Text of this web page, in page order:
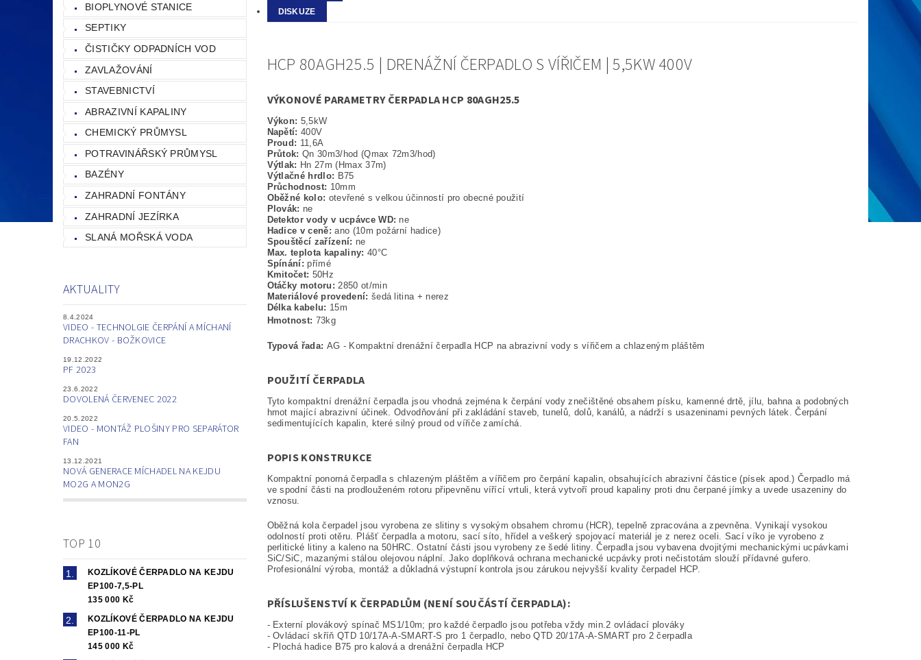
BIOPLYNOVÉ STANICE
SEPTIKY
ČISTIČKY ODPADNÍCH VOD
ZAVLAŽOVÁNÍ
STAVEBNICTVÍ
ABRAZIVNÍ KAPALINY
CHEMICKÝ PRŮMYSL
POTRAVINÁŘSKÝ PRŮMYSL
BAZÉNY
ZAHRADNÍ FONTÁNY
ZAHRADNÍ JEZÍRKA
SLANÁ MOŘSKÁ VODA
AKTUALITY
8.4.2024
VIDEO - TECHNOLGIE ČERPÁNÍ A MÍCHANÍ
DRACHKOV - BOŽKOVICE
19.12.2022
PF 2023
23.6.2022
DOVOLENÁ ČERVENEC 2022
20.5.2022
VIDEO - MONTÁŽ PLOŠINY PRO SEPARÁTOR
FAN
13.12.2021
NOVÁ GENERACE MÍCHADEL NA KEJDU
MO2G A MON2G
TOP 10
KOZLÍKOVÉ ČERPADLO NA KEJDU
EP100-7,5-PL
135 000 Kč
KOZLÍKOVÉ ČERPADLO NA KEJDU
EP100-11-PL
145 000 Kč
DISKUZE
HCP 80AGH25.5 | DRENÁŽNÍ ČERPADLO S VÍŘIČEM | 5,5KW 400V
VÝKONOVÉ PARAMETRY ČERPADLA HCP 80AGH25.5
Výkon: 5,5kW
Napětí: 400V
Proud: 11,6A
Průtok: Qn 30m3/hod (Qmax 72m3/hod)
Výtlak: Hn 27m (Hmax 37m)
Výtlačné hrdlo: B75
Průchodnost: 10mm
Oběžné kolo: otevřené s velkou účinností pro obecné použití
Plovák: ne
Detektor vody v ucpávce WD: ne
Hadice v ceně:ano (10m požární hadice)
Spouštěcí zařízení: ne
Max. teplota kapaliny: 40°C
Spínání:přímé
Kmitočet: 50Hz
Otáčky motoru:2850 ot/min
Materiálové provedení: šedá litina + nerez
Délka kabelu: 15m
Hmotnost: 73kg
Typová řada: AG - Kompaktní drenážní čerpadla HCP na abrazivní vody s vířičem a chlazeným pláštěm
POUŽITÍ ČERPADLA
Tyto kompaktní drenážní čerpadla jsou vhodná zejména k čerpání vody znečištěné obsahem písku, kamenné drtě, jílu, bahna a podobných
hmot mající abrazivní účinek. Odvodňování při zakládání staveb, tunelů, dolů, kanálů, a nádrží s usazeninami pevných látek. Čerpání
sedimentujících kapalin, které silný proud od vířiče zamíchá.
POPIS KONSTRUKCE
Kompaktní ponorná čerpadla s chlazeným pláštěm a vířičem pro čerpání kapalin, obsahujících abrazivní částice (písek apod.) Čerpadlo má
ve spodní části na prodlouženém rotoru připevněnu vířící vrtuli, která vytvoří proud kapaliny proti dnu čerpané jímky a uvede usazeniny do
vznosu.
Oběžná kola čerpadel jsou vyrobena ze slitiny s vysokým obsahem chromu (HCR), tepelně zpracována a zpevněna. Vynikají vysokou
odolností proti otěru. Plášť čerpadla a motoru, sací síto, hřídel a veškerý spojovací materiál je z nerez oceli. Sací víko je vyrobeno z
perlitické litiny a kaleno na 50HRC. Ostatní části jsou vyrobeny ze šedé litiny. Čerpadla jsou vybavena dvojitými mechanickými ucpávkami
SiC/SiC, mazanými stálou olejovou náplní. Jako doplňková ochrana mechanické ucpávky proti nečistotám slouží přídavné gufero.
Profesionální výroba, montáž a důkladná výstupní kontrola jsou zárukou nejvyšší kvality čerpadel HCP.
PŘÍSLUŠENSTVÍ K ČERPADLŮM (NENÍ SOUČÁSTÍ ČERPADLA):
- Externí plovákový spínač MS1/10m; pro každé čerpadlo jsou potřeba vždy min.2 ovládací plováky
- Ovládací skříň QTD 10/17A-A-SMART-S pro 1 čerpadlo, nebo QTD 20/17A-A-SMART pro 2 čerpadla
- Plochá hadice B75 pro kalová a drenážní čerpadla HCP